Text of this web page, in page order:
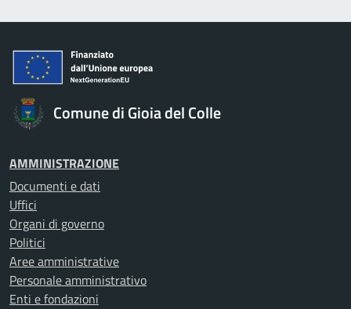
Comune di Gioia del Colle
AMMINISTRAZIONE
Documenti e dati
Uffici
Organi di governo
Politici
Aree amministrative
Personale amministrativo
Enti e fondazioni